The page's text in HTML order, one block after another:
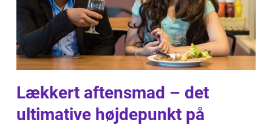
Lækkert aftensmad – det
ultimative højdepunkt på